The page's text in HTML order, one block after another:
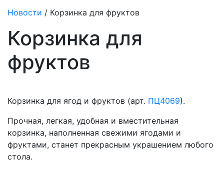
Новости / Корзинка для фруктов
Корзинка для
фруктов
Корзинка для ягод и фруктов (арт. ПЦ4069).
Прочная, легкая, удобная и вместительная
корзинка, наполненная свежими ягодами и
фруктами, станет прекрасным украшением любого
стола.